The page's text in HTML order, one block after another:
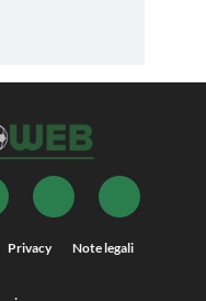
Privacy Note legali